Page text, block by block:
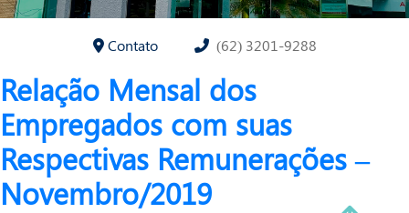
Contato (62) 3201-9288
Relação Mensal dos
Empregados com suas
Respectivas Remunerações –
Novembro/2019